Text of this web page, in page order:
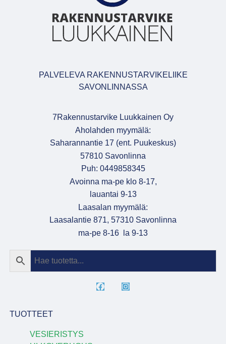
PALVELEVA RAKENNUSTARVIKELIIKE
SAVONLINNASSA
7Rakennustarvike Luukkainen Oy
Aholahden myymälä:
Saharannantie 17 (ent. Puukeskus)
57810 Savonlinna
Puh: 0449858345
Avoinna ma-pe klo 8-17,
lauantai 9-13
Laasalan myymälä:
Laasalantie 871, 57310 Savonlinna
ma-pe 8-16 la 9-13
TUOTTEET
VESIERISTYS